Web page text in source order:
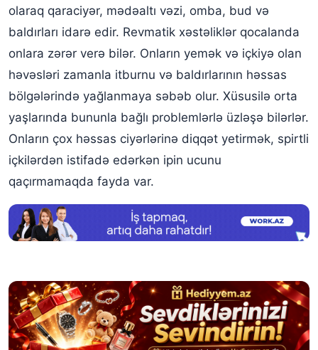
olaraq qaraciyər, mədəaltı vəzi, omba, bud və
baldırları idarə edir. Revmatik xəstəliklər qocalanda
onlara zərər verə bilər. Onların yemək və içkiyə olan
həvəsləri zamanla itburnu və baldırlarının həssas
bölgələrində yağlanmaya səbəb olur. Xüsusilə orta
yaşlarında bununla bağlı problemlərlə üzləşə bilərlər.
Onların çox həssas ciyərlərinə diqqət yetirmək, spirtli
içkilərdən istifadə edərkən ipin ucunu
qaçırmamaqda fayda var.